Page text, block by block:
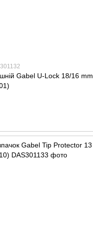
Gabel U-Lock 18/16 mm